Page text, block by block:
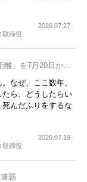
方から夜の便を利
からできたことで
たと聞くと、疲れ
取締役
2026.07.27
離」を7月20日から
なぜ、ここ数年、
ら、どうしたらい
んだふりをするな
の企画展はタイム
取締役
2026.07.19
覇